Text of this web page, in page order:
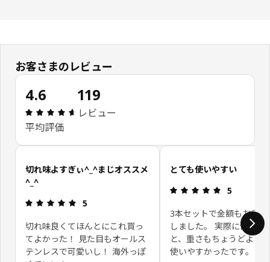
お客さまのレビュー
4.6
レビュー: 4.6 5 星の数 総レビュー: 119
平均評価
119
レビュー
お客さまレビューをスキップ
切れ味よすぎぃ^_^まじオススメ
^_^
レビュー: 5 5 星の数
5
切れ味良くてほんとにこれ買っ
てよかった！ 見た目もオールス
テンレスで可愛いし！ 海外っぽ
とても使いやすい
レビュー: 5
5
3本セットで金額もお手頃
しました。 実際に使用し
と、重さもちょうどよく
使いやすかったです。